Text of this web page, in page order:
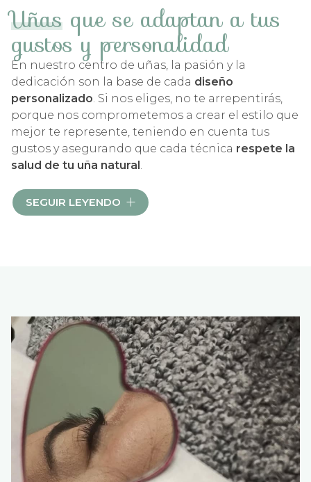
Uñas que se adaptan a tus
gustos y personalidad
En nuestro centro de uñas, la pasión y la
dedicación son la base de cada diseño
personalizado . Si nos eliges, no te arrepentirás,
porque nos comprometemos a crear el estilo que
mejor te represente, teniendo en cuenta tus
gustos y asegurando que cada técnica respete la
salud de tu uña natural
¿Quieres conocer las opciones que harán que tus
manos luzcan espectaculares? ¡Te las
Esmaltado tradicional
Uñas acrílicas
Uñas de gel
Pedicura spa
SEGUIR LEYENDO